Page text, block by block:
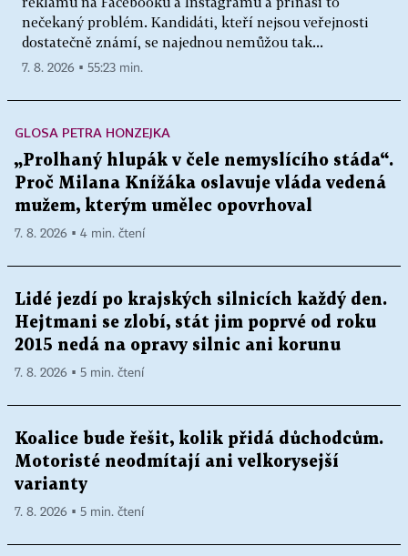
nečekaný problém. Kandidáti, kteří nejsou veřejnosti
dostatečně známí, se najednou nemůžou tak...
7. 8. 2026 ▪ 55:23 min.
GLOSA PETRA HONZEJKA
„Prolhaný hlupák v čele nemyslícího stáda“.
Proč Milana Knížáka oslavuje vláda vedená
mužem, kterým umělec opovrhoval
7. 8. 2026 ▪ 4 min. čtení
Lidé jezdí po krajských silnicích každý den.
Hejtmani se zlobí, stát jim poprvé od roku
2015 nedá na opravy silnic ani korunu
7. 8. 2026 ▪ 5 min. čtení
Koalice bude řešit, kolik přidá důchodcům.
Motoristé neodmítají ani velkorysejší
varianty
7. 8. 2026 ▪ 5 min. čtení